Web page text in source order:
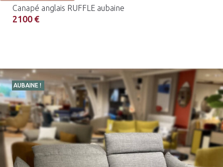
Canapé anglais RUFFLE aubaine
2100 €
AUBAINE !